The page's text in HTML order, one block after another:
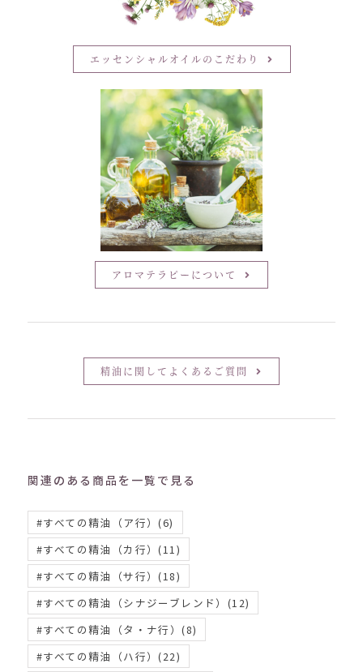
エッセンシャルオイルのこだわり
アロマテラピーについて
精油に関してよくあるご質問
関連のある商品を一覧で見る
#すべての精油（ア行）(6)
#すべての精油（カ行）(11)
#すべての精油（サ行）(18)
#すべての精油（シナジーブレンド） (12)
#すべての精油（タ・ナ行）(8)
#すべての精油（ハ行）(22)